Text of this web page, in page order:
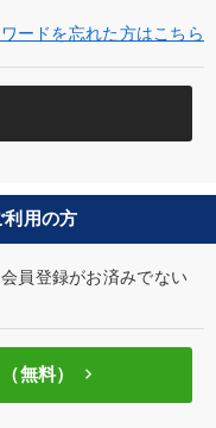
ードを忘れた方はこちら
利用の方
員登録がお済みでない
無料） keyboard_arrow_right